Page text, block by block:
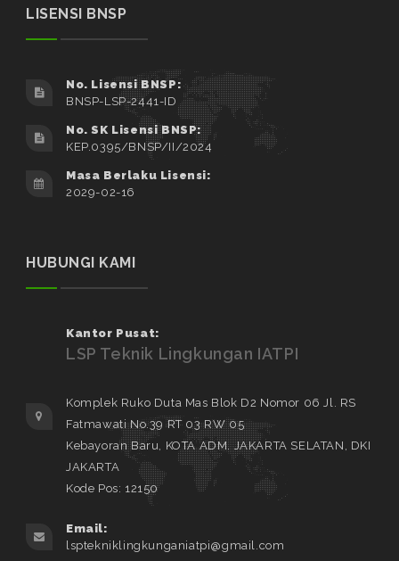
LISENSI BNSP
No. Lisensi BNSP:
BNSP-LSP-2441-ID
No. SK Lisensi BNSP:
KEP.0395/BNSP/II/2024
Masa Berlaku Lisensi:
2029-02-16
HUBUNGI KAMI
Kantor Pusat:
LSP Teknik Lingkungan IATPI
Komplek Ruko Duta Mas Blok D2 Nomor 06 Jl. RS
Fatmawati No.39 RT 03 RW 05
Kebayoran Baru, KOTA ADM. JAKARTA SELATAN, DKI
JAKARTA
Kode Pos: 12150
Email:
lsptekniklingkunganiatpi@gmail.com